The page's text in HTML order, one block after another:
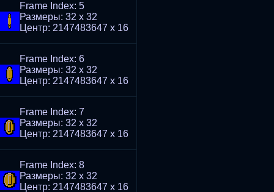
Frame Index: 5
Размеры: 32 x 32
Центр: 2147483647 x 16
Frame Index: 6
Размеры: 32 x 32
Центр: 2147483647 x 16
Frame Index: 7
Размеры: 32 x 32
Центр: 2147483647 x 16
Frame Index: 8
Размеры: 32 x 32
Центр: 2147483647 x 16